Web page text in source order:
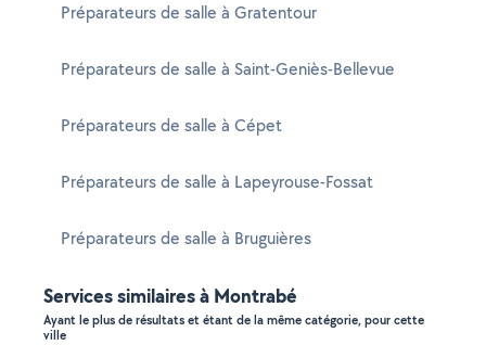
Préparateurs de salle à Gratentour
Préparateurs de salle à Saint-Geniès-Bellevue
Préparateurs de salle à Cépet
Préparateurs de salle à Lapeyrouse-Fossat
Préparateurs de salle à Bruguières
Services similaires à Montrabé
Ayant le plus de résultats et étant de la même catégorie, pour cette
ville